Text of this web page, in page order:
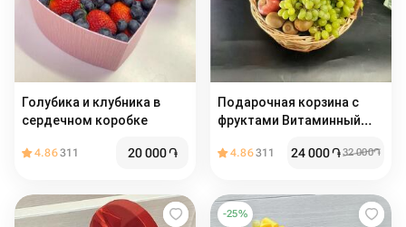
Голубика и клубника в
сердечном коробке
4.86311 20 000֏
Подарочная корзина с
фруктами Витаминный
4.86311 24 000֏32 000֏
-25%